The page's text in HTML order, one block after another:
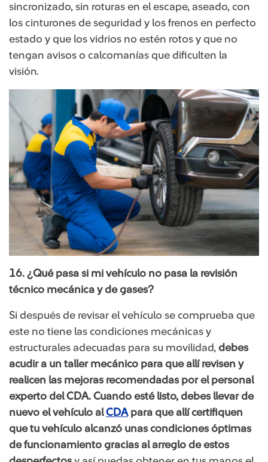
sincronizado, sin roturas en el escape, aseado, con
los cinturones de seguridad y los frenos en perfecto
estado y que los vidrios no estén rotos y que no
tengan avisos o calcomanías que dificulten la
visión.
16. ¿Qué pasa si mi vehículo no pasa la revisión
técnico mecánica y de gases?
Si después de revisar el vehículo se comprueba que
este no tiene las condiciones mecánicas y
estructurales adecuadas para su movilidad, debes
acudir a un taller mecánico para que allí revisen y
realicen las mejoras recomendadas por el personal
experto del CDA. Cuando esté listo, debes llevar de
nuevo el vehículo alCDApara que allí certifiquen
que tu vehículo alcanzó unas condiciones óptimas
de funcionamiento gracias al arreglo de estos